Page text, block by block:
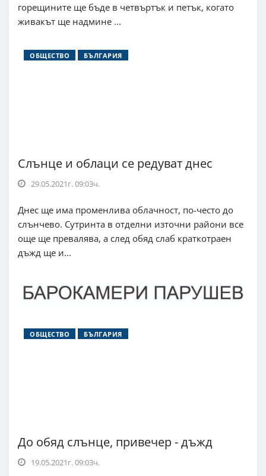
горещините ще бъде в четвъртък и петък, когато
живакът ще надмине ...
ОБЩЕСТВО БЪЛГАРИЯ
Слънце и облаци се редуват днес
29.05.2021г. 09:03ч.
Днес ще има променлива облачност, по-често до
слънчево. Сутринта в отделни източни райони все
още ще превалява, а след обяд слаб краткотраен
дъжд ще и...
ОБЩЕСТВО БЪЛГАРИЯ
До обяд слънце, привечер - дъжд
19.05.2021г. 09:03ч.